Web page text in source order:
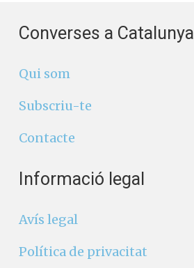
Converses a Catalunya
Qui som
Subscriu-te
Contacte
Informació legal
Avís legal
Política de privacitat